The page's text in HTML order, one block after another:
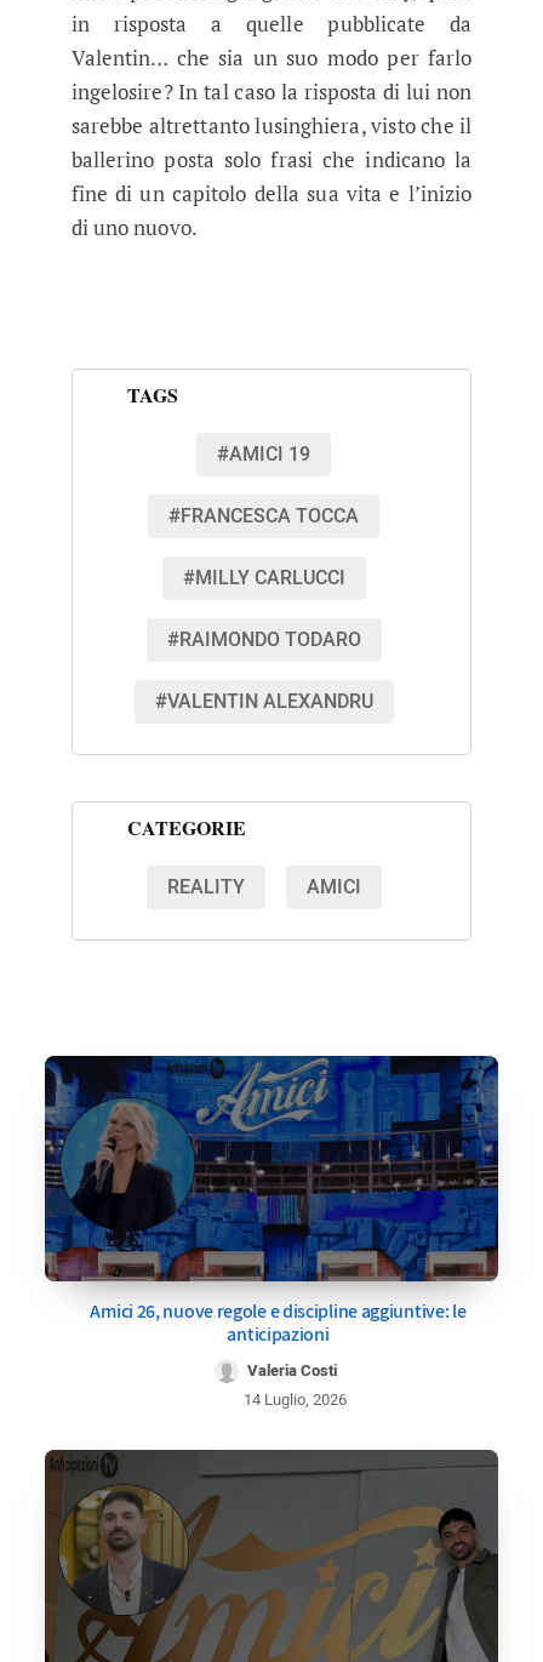
in risposta a quelle pubblicate da
Valentin… che sia un suo modo per farlo
ingelosire? In tal caso la risposta di lui non
sarebbe altrettanto lusinghiera, visto che il
ballerino posta solo frasi che indicano la
fine di un capitolo della sua vita e l’inizio
di uno nuovo.
TAGS
#AMICI 19
#FRANCESCA TOCCA
#MILLY CARLUCCI
#RAIMONDO TODARO
#VALENTIN ALEXANDRU
CATEGORIE
REALITY AMICI
Amici 26, nuove regole e discipline aggiuntive: le
anticipazioni
Valeria Costi
14 Luglio, 2026